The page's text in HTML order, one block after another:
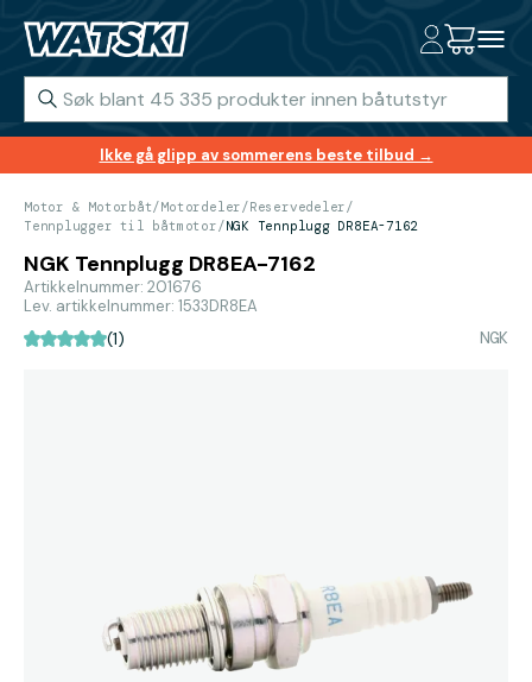
Ikke gå glipp av sommerens beste tilbud →
Motor & Motorbåt/Motordeler/Reservedeler/
Tennplugger til båtmotor/NGK Tennplugg DR8EA-7162
NGK Tennplugg DR8EA-7162
Artikkelnummer: 201676
Lev. artikkelnummer: 1533DR8EA
(1) NGK